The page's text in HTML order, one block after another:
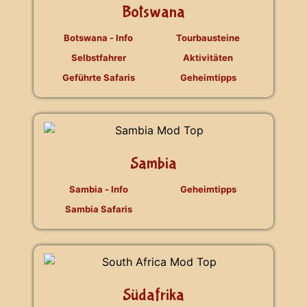
Botswana
Botswana - Info
Selbstfahrer
Geführte Safaris
Tourbausteine
Aktivitäten
Geheimtipps
Sambia
Sambia - Info
Sambia Safaris
Geheimtipps
Südafrika